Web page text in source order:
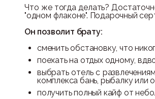
Что же тогда делать?
"одном флаконе". Подарочный
Он позволит брату:
сменить обстановку, что
поехать на отдых одному,
выбрать отель с
комплекса бань, рыбалку или
получить полный кайф от